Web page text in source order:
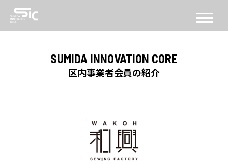
CONCEPT
コンセプト
FACILITY
施設
SUMIDA INNOVATION CORE
区内事業者会員の紹介